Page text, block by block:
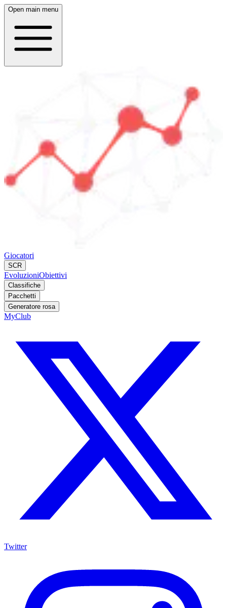
Open main menu
Giocatori
SCR
EvoluzioniObiettivi
Classifiche
Pacchetti
Generatore rosa
MyClub
Twitter